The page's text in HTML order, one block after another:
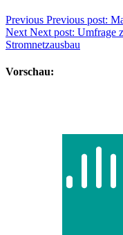
Previous Previous post:
Next Next post: Umfrage
Stromnetzausbau
Vorschau: